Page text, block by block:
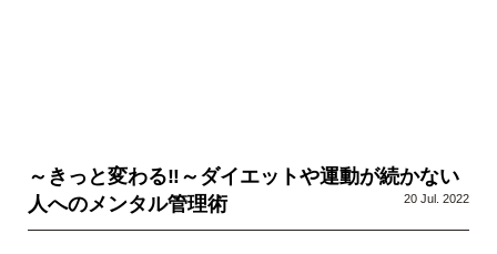
～きっと変わる‼～ダイエットや運動が続かない
人へのメンタル管理術
20 Jul. 2022